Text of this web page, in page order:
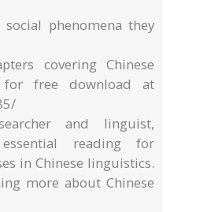
phenomena they
covering Chinese
for free download at
and linguist,
reading for
in Chinese linguistics.
more about Chinese